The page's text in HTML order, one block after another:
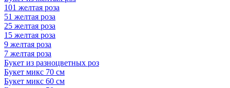
101 желтая роза
51 желтая роза
25 желтая роза
15 желтая роза
9 желтая роза
7 желтая роза
Букет из разноцветных роз
Букет микс 70 см
Букет микс 60 см